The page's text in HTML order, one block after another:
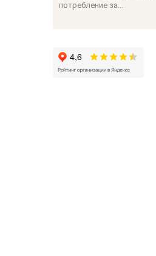
потребление за...